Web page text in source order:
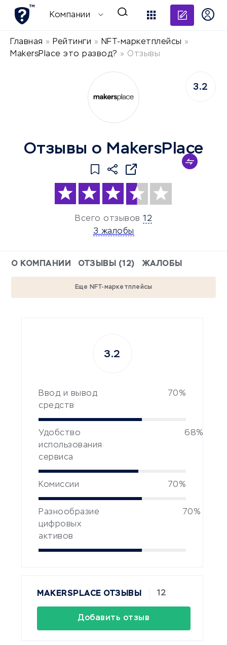
Компании
Главная » Рейтинги » NFT-маркетплейсы »
MakersPlace это развод? » Отзывы
Отзывы о MakersPlace
Всего отзывов 12
3 жалобы
3.2
О КОМПАНИИ ОТЗЫВЫ (12) ЖАЛОБЫ
Еще NFT-маркетплейсы
Ввод и вывод
средств
70%
Удобство
использования
сервиса
68%
Комиссии 70%
Разнообразие
цифровых
активов
70%
3.2
MAKERSPLACE ОТЗЫВЫ 12
Добавить отзыв